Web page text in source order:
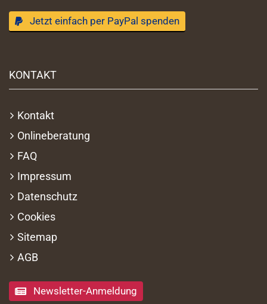
Jetzt einfach per PayPal spenden
KONTAKT
Kontakt
Onlineberatung
FAQ
Impressum
Datenschutz
Cookies
Sitemap
AGB
Newsletter-Anmeldung